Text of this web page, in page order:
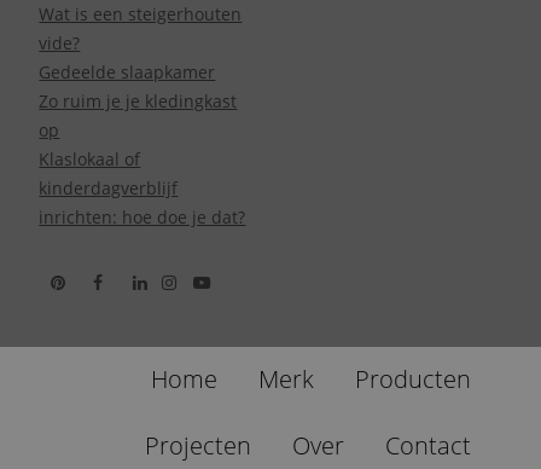
Wat is een steigerhouten
vide?
Gedeelde slaapkamer
Zo ruim je je kledingkast
op
Klaslokaal of
kinderdagverblijf
inrichten: hoe doe je dat?
Home Merk Producten
Projecten Over Contact